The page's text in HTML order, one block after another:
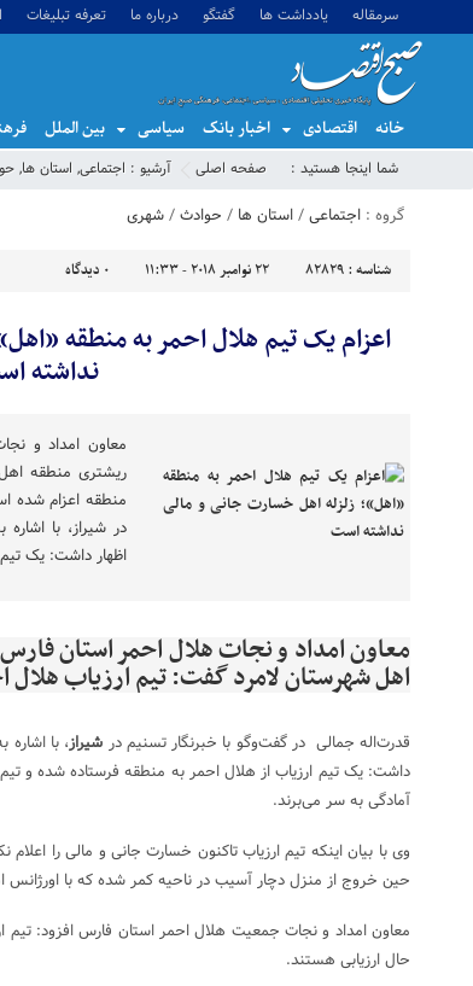
سرمقاله یادداشت ها گفتگو درباره ما تعرفه تبلیغات
خانه اقتصادی اخبار بانک سیاسی بین الملل
شما اینجا هستید : صفحه اصلی آرشیو : اجتماعی, استان ها,
گروه : اجتماعی/استان ها / حوادث/شهری
شناسه : 82829 22 نوامبر 2018 - 11:33 0 دیدگاه
اعزام یک تیم هلال احمر به منطقه
نداشته
ریشتری منطقه
منطقه اعزام شده
اظهار داشت: یک
اهل شهرستان لامرد گفت: تیم ارزیاب
قدرت‌اله جمالی در گفت‌وگو با خبرنگار تسنیم در شیراز
داشت: یک تیم ارزیاب از هلال احمر به منطقه فرستاده شده و
آمادگی به سر می‌برند.
وی با بیان اینکه تیم ارزیاب تاکنون خسارت جانی و مالی را
حین خروج از منزل دچار آسیب در ناحیه کمر شده که با
معاون امداد و نجات جمعیت هلال احمر استان فارس افزود: تیم
حال ارزیابی هستند.